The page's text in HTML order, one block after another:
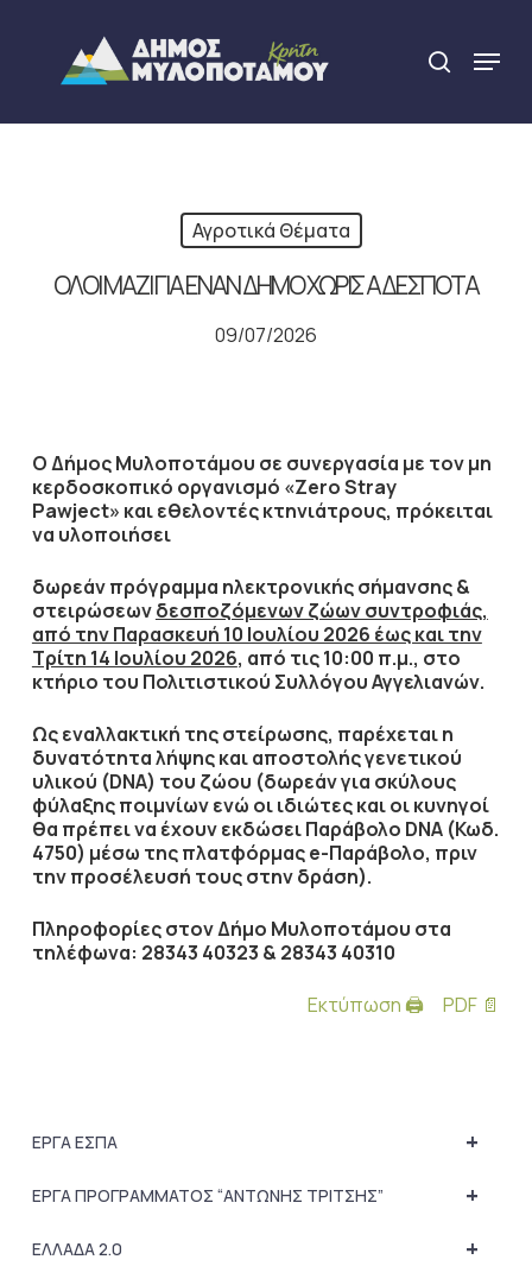
content
search
Menu
Αγροτικά Θέματα
ΟΛΟΙ ΜΑΖΙ ΓΙΑ ΕΝΑΝ ΔΗΜΟ ΧΩΡΙΣ ΑΔΕΣΠΟΤΑ
09/07/2026
Ο Δήμος Μυλοποτάμου σε συνεργασία με τον μη
κερδοσκοπικό οργανισμό «ZeroStray
Pawject» και εθελοντές κτηνιάτρους, πρόκειται
να υλοποιήσει
δωρεάν πρόγραμμα ηλεκτρονικής σήμανσης &
στειρώσεωνδεσποζόμενων ζώων συντροφιάς,
από την Παρασκευή 10 Ιουλίου 2026 έως και την
Τρίτη 14 Ιουλίου 2026, από τις 10:00 π.μ., στο
κτήριο του Πολιτιστικού Συλλόγου Αγγελιανών.
Ως εναλλακτική της στείρωσης, παρέχεται η
δυνατότητα λήψης και αποστολής γενετικού
υλικού (DNA) του ζώου (δωρεάν για σκύλους
φύλαξης ποιμνίων ενώ οι ιδιώτες και οι κυνηγοί
θα πρέπει να έχουν εκδώσει Παράβολο DNA(Κωδ.
4750) μέσω της πλατφόρμαςe-Παράβολο, πριν
την προσέλευσή τους στην δράση).
Πληροφορίες στον Δήμο Μυλοποτάμου στα
τηλέφωνα: 28343 40323 & 28343 40310
Εκτύπωση 🖨
PDF 📄
+
ΕΡΓΑ ΕΣΠΑ
+
ΕΡΓΑ ΠΡΟΓΡΑΜΜΑΤΟΣ “ΑΝΤΩΝΗΣ ΤΡΙΤΣΗΣ”
+
ΕΛΛΑΔΑ 2.0
Close